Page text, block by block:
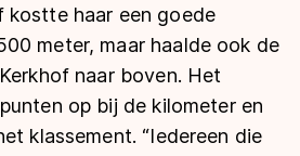
kostte haar een goede
meter, maar haalde ook de
naar boven. Het
op bij de kilometer en
klassement. “Iedereen die